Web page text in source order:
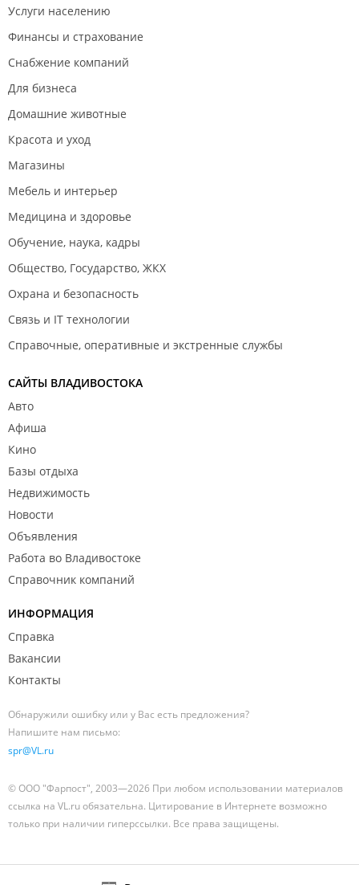
Услуги населению
Финансы и страхование
Снабжение компаний
Для бизнеса
Домашние животные
Красота и уход
Магазины
Мебель и интерьер
Медицина и здоровье
Обучение, наука, кадры
Общество, Государство, ЖКХ
Охрана и безопасность
Связь и IT технологии
Справочные, оперативные и экстренные службы
САЙТЫ ВЛАДИВОСТОКА
Авто
Афиша
Кино
Базы отдыха
Недвижимость
Новости
Объявления
Работа во Владивостоке
Справочник компаний
ИНФОРМАЦИЯ
Справка
Вакансии
Контакты
Обнаружили ошибку или у Вас есть предложения?
Напишите нам письмо:
spr@VL.ru
© ООО "Фарпост", 2003—2026 При любом использовании материалов
ссылка на VL.ru обязательна. Цитирование в Интернете возможно
только при наличии гиперссылки. Все права защищены.